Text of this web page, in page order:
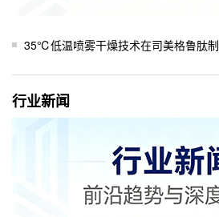
35℃低温喷雾干燥技术在司美格鲁肽制剂生产中
行业新闻